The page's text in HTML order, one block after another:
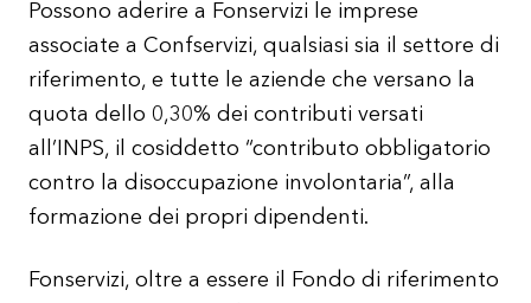
Possono aderire a Fonservizi le imprese
associate a Confservizi, qualsiasi sia il settore di
riferimento, e tutte le aziende che versano la
quota dello 0,30% dei contributi versati
all’INPS, il cosiddetto “contributo obbligatorio
contro la disoccupazione involontaria”, alla
formazione dei propri dipendenti.
Fonservizi, oltre a essere il Fondo di riferimento